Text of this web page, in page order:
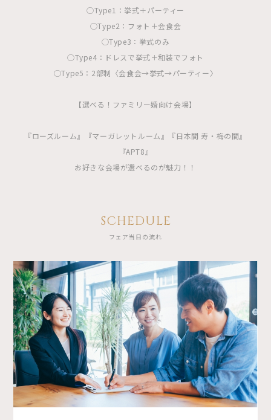
◯Type1：挙式＋パーティー
◯Type2：フォト＋会食会
◯Type3：挙式のみ
◯Type4：ドレスで挙式＋和装でフォト
◯Type5：2部制〈会食会→挙式→パーティー〉
【選べる！ファミリー婚向け会場】
『ローズルーム』『マーガレットルーム』『日本間 寿・梅の間』
『APT8』
お好きな会場が選べるのが魅力！！
SCHEDULE
フェア当日の流れ